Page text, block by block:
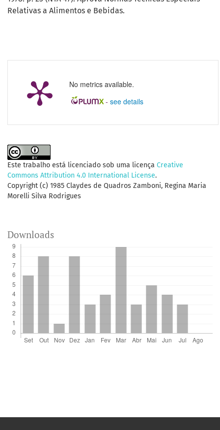
No metrics available.
- see details
Relativas a Alimentos e Bebidas.
Este trabalho está licenciado sob uma licença Creative
Commons Attribution 4.0 International License.
Copyright (c) 1985 Claydes de Quadros Zamboni, Regina Maria
Morelli Silva Rodrigues
Downloads